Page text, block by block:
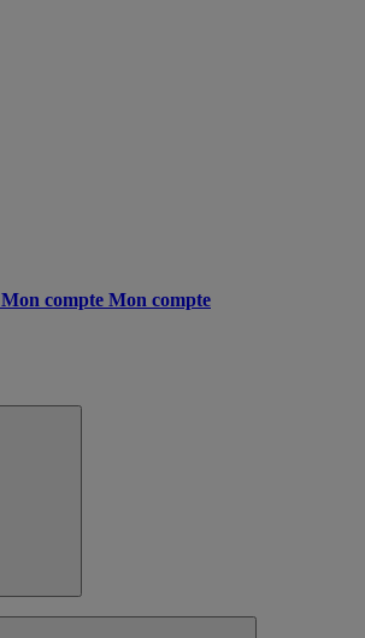
Mon compte Mon compte